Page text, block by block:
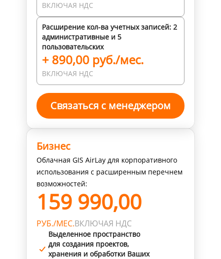
ВКЛЮЧАЯ НДС
Расширение кол-ва учетных записей: 2
административные и 5
пользовательских
+ 890,00 руб./мес.
ВКЛЮЧАЯ НДС
Связаться с менеджером
Бизнес
Облачная GIS AirLay для корпоративного
использования с расширенным перечнем
возможностей:
159 990,00
РУБ./МЕС.ВКЛЮЧАЯ НДС
Выделенное пространство
для создания проектов,
хранения и обработки Ваших